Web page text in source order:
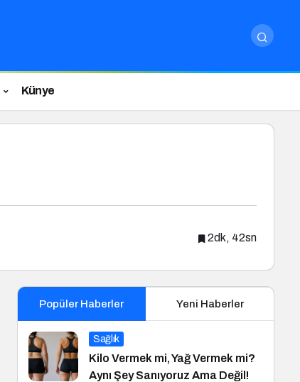
Künye
2dk, 42sn
Popüler Haberler Yeni Haberler
Sağlık
Kilo Vermek mi, Yağ Vermek mi?
Aynı Şey Sanıyoruz Ama Değil!